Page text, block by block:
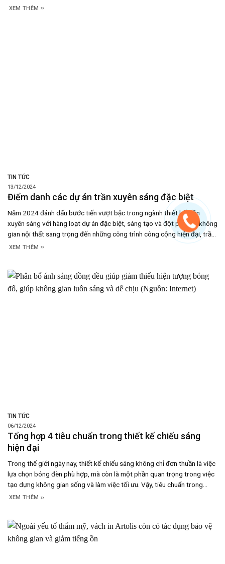
trong ngành. Cùng Zegal điểm qua 5 dự án ngân
XEM THÊM
TIN TỨC
13/12/2024
Điểm danh các dự án trần xuyên sáng đặc biệt
Năm 2024 đánh dấu bước tiến vượt bậc trong ngành thiết kế trần
xuyên sáng với hàng loạt dự án đặc biệt, sáng tạo và đột phá. Từ không
gian nội thất sang trọng đến những công trình công cộng hiện đại, trần
xuyên sáng không chỉ mang lại vẻ đẹp ấn tượng mà còn
XEM THÊM
TIN TỨC
06/12/2024
Tổng hợp 4 tiêu chuẩn trong thiết kế chiếu sáng
hiện đại
Trong thế giới ngày nay, thiết kế chiếu sáng không chỉ đơn thuần là việc
lựa chọn bóng đèn phù hợp, mà còn là một phần quan trọng trong việc
tạo dựng không gian sống và làm việc tối ưu. Vậy, tiêu chuẩn trong
thiết kế chiếu sáng hiện đại là gì và chúng ta
XEM THÊM